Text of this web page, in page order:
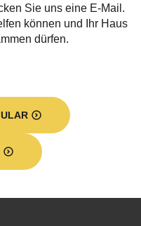
Sie uns eine E-Mail.
können und Ihr Haus
dürfen.